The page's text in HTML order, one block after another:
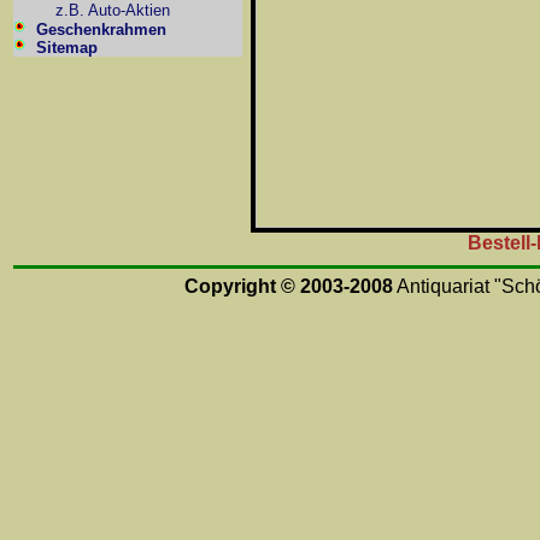
z.B. Auto-Aktien
Geschenkrahmen
Sitemap
Copyright © 2003-2008Antiquariat